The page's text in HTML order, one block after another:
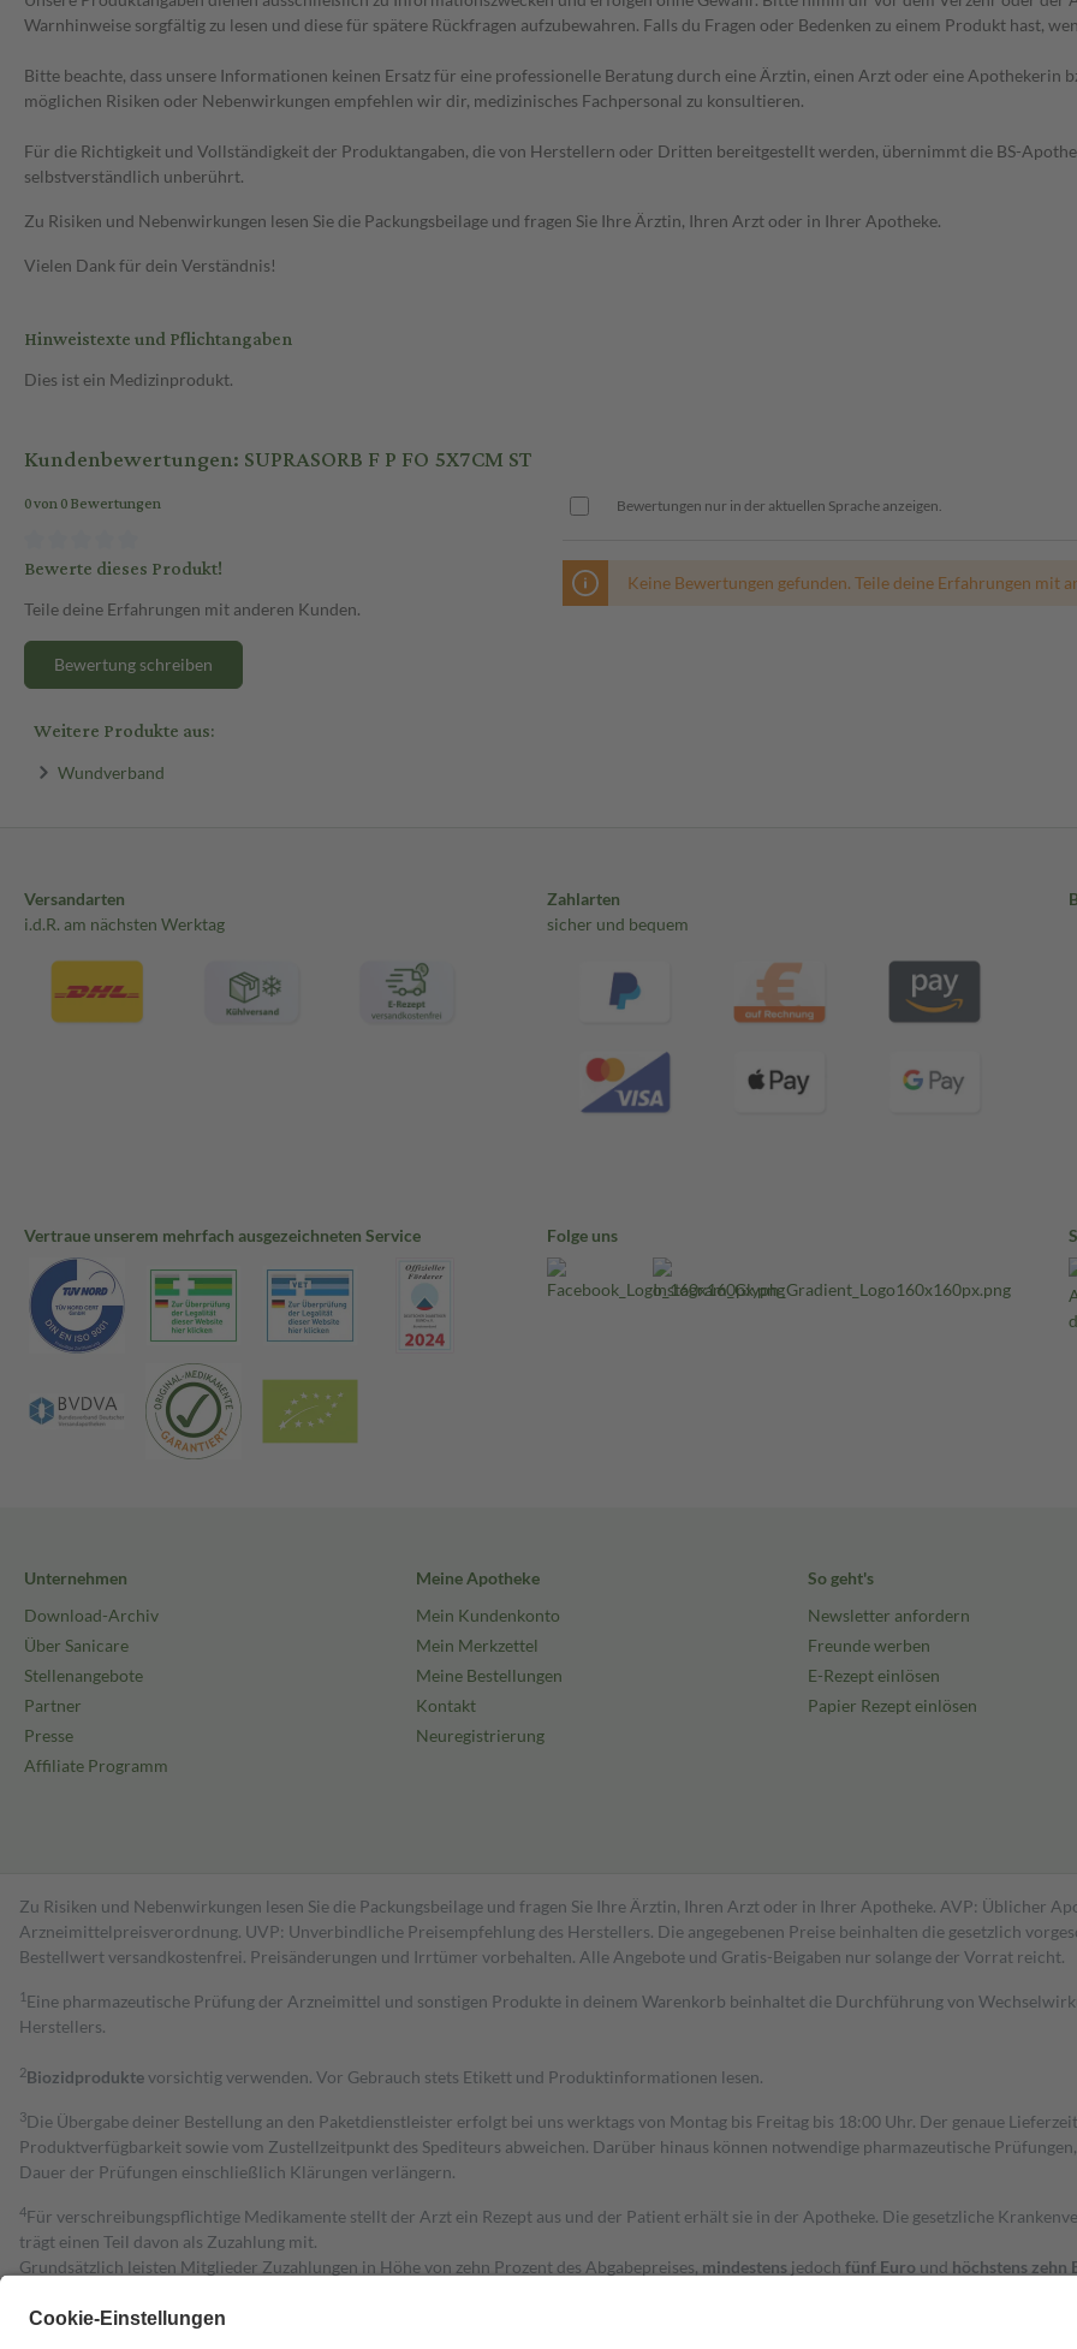
Warnhinweise sorgfältig zu lesen und diese für spätere Rückfragen aufzubewahren. Falls du Fragen oder Bedenken zu einem Produkt hast,
Bitte beachte, dass unsere Informationen keinen Ersatz für eine professionelle Beratung durch eine Ärztin, einen Arzt oder eine Apothekerin
möglichen Risiken oder Nebenwirkungen empfehlen wir dir, medizinisches Fachpersonal zu konsultieren.
Für die Richtigkeit und Vollständigkeit der Produktangaben, die von Herstellern oder Dritten bereitgestellt werden, übernimmt die BS-
selbstverständlich unberührt.
Zu Risiken und Nebenwirkungen lesen Sie die Packungsbeilage und fragen Sie Ihre Ärztin, Ihren Arzt oder in Ihrer Apotheke.
Vielen Dank für dein Verständnis!
Hinweistexte und Pflichtangaben
Dies ist ein Medizinprodukt.
Kundenbewertungen: SUPRASORB F P FO 5X7CM ST
0 von 0 Bewertungen
Bewerte dieses Produkt!
Teile deine Erfahrungen mit anderen Kunden.
Bewertung schreiben
Bewertungen nur in der aktuellen Sprache anzeigen.
Keine Bewertungen gefunden. Teile deine Erfahrungen mit
Weitere Produkte aus:
Wundverband
Versandarten
i.d.R. am nächsten Werktag
Zahlarten
sicher und bequem
Vertraue unserem mehrfach ausgezeichneten Service Folge uns
Unternehmen
Download-Archiv
Über Sanicare
Stellenangebote
Partner
Presse
Affiliate Programm
Meine Apotheke
Mein Kundenkonto
Mein Merkzettel
Meine Bestellungen
Kontakt
Neuregistrierung
So geht's
Newsletter anfordern
Freunde werben
E-Rezept einlösen
Papier Rezept einlösen
Zu Risiken und Nebenwirkungen lesen Sie die Packungsbeilage und fragen Sie Ihre Ärztin, Ihren Arzt oder in Ihrer Apotheke. AVP: Üblicher
Arzneimittelpreisverordnung. UVP: Unverbindliche Preisempfehlung des Herstellers. Die angegebenen Preise beinhalten die gesetzlich
Bestell­wert versand­kosten­frei. Preisänderungen und Irrtümer vorbehalten. Alle Angebote und Gratis-Beigaben nur solange der Vorrat reicht.
1 Eine pharmazeutische Prüfung der Arzneimittel und sonstigen Produkte in deinem Warenkorb beinhaltet die Durchführung von
Herstellers.
2Biozidproduktevorsichtig verwenden. Vor Gebrauch stets Etikett und Produktinformationen lesen.
3Die Übergabe deiner Bestellung an den Paketdienstleister erfolgt bei uns werktags von Montag bis Freitag bis 18:00 Uhr. Der genaue
Produktverfügbarkeit sowie vom Zustellzeitpunkt des Spediteurs abweichen. Darüber hinaus können notwendige pharmazeutische
Dauer der Prüfungen einschließlich Klärungen verlängern.
4Für verschreibungspflichtige Medikamente stellt der Arzt ein Rezept aus und der Patient erhält sie in der Apotheke. Die gesetzliche
trägt einen Teil davon als Zuzahlung mit.
Grundsätzlich leisten Mitglieder Zuzahlungen in Höhe von zehn Prozent des Abgabepreises, mindestens jedoch fünf Euro und höchstens zehn
Diese Regeln gelten grundsätzlich auch für Online-Apotheken.